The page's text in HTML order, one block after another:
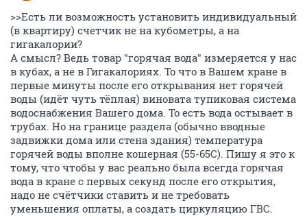
>>Есть ли возможность установить индивидуальный
(в квартиру) счетчик не на кубометры, а на
гигакалории?
А смысл? Ведь товар "горячая вода" измеряется у нас
в кубах, а не в Гигакалориях. То что в Вашем кране в
первые минуты после его открывания нет горячей
воды (идёт чуть тёплая) виновата тупиковая система
водоснабжения Вашего дома. То есть вода остывает в
трубах. Но на границе раздела (обычно вводные
задвижки дома или стена здания) температура
горячей воды вполне кошерная (55-65С). Пишу я это к
тому, что чтобы у вас реально была всегда горячая
вода в кране с первых секунд после его открытия,
надо не счётчики ставить и не требовать
уменьшения оплаты, а создать циркуляцию ГВС.